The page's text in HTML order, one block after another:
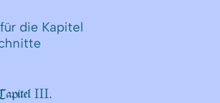
die Kapitel
III.